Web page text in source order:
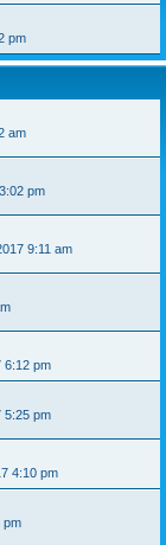
pm
am
pm
9:11 am
6:12 pm
5:25 pm
4:10 pm
pm